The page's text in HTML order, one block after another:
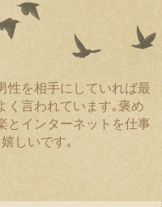
性を相手にしていれば最
く言われています｡褒め
とインターネットを仕事
しいです｡